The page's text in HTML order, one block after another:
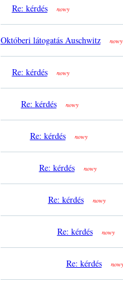
Re: kérdés nowy
Októberi látogatás Auschwitz nowy
Re: kérdés nowy
Re: kérdés nowy
Re: kérdés nowy
Re: kérdés nowy
Re: kérdés nowy
Re: kérdés nowy
Re: kérdés nowy